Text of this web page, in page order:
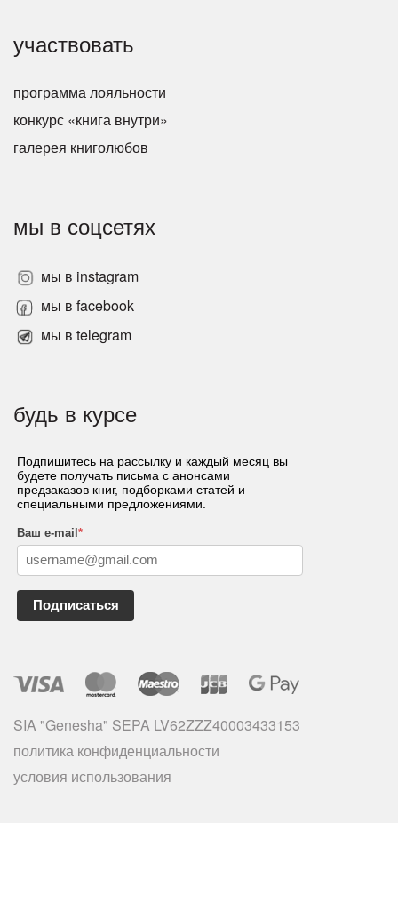
участвовать
программа лояльности
конкурс «книга внутри»
галерея книголюбов
мы в соцсетях
мы в instagram
мы в facebook
мы в telegram
будь в курсе
Подпишитесь на рассылку и каждый месяц вы
будете получать письма с анонсами
предзаказов книг, подборками статей и
специальными предложениями.
Ваш e-mail *
Подписаться
SIA "Genesha" SEPA LV62ZZZ40003433153
политика конфиденциальности
условия использования